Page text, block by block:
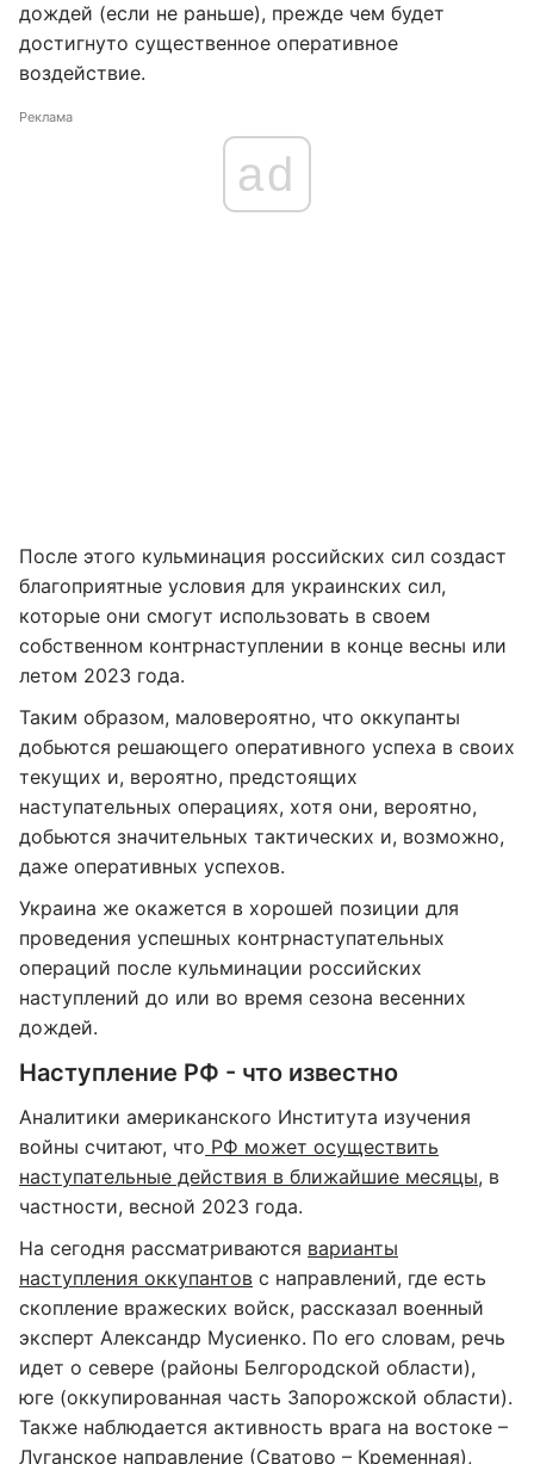
дождей (если не раньше), прежде чем будет
достигнуто существенное оперативное
воздействие.
Реклама
ad
После этого кульминация российских сил создаст
благоприятные условия для украинских сил,
которые они смогут использовать в своем
собственном контрнаступлении в конце весны или
летом 2023 года.
Таким образом, маловероятно, что оккупанты
добьются решающего оперативного успеха в своих
текущих и, вероятно, предстоящих
наступательных операциях, хотя они, вероятно,
добьются значительных тактических и, возможно,
даже оперативных успехов.
Украина же окажется в хорошей позиции для
проведения успешных контрнаступательных
операций после кульминации российских
наступлений до или во время сезона весенних
дождей.
Наступление РФ - что известно
Аналитики американского Института изучения
войны считают, что РФ может осуществить
наступательные действия в ближайшие месяцы, в
частности, весной 2023 года.
На сегодня рассматриваются варианты
наступления оккупантов с направлений, где есть
скопление вражеских войск, рассказал военный
эксперт Александр Мусиенко. По его словам, речь
идет о севере (районы Белгородской области),
юге (оккупированная часть Запорожской области).
Также наблюдается активность врага на востоке –
Луганское направление (Сватово – Кременная),